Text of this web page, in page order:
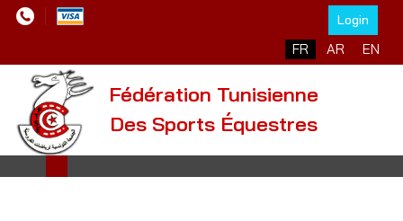
Login
Sélectionnez votre
FR AR EN
Fédération Tunisienne
Des Sports Équestres